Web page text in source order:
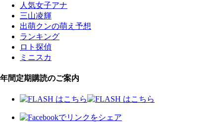
人気女子アナ
三山凌輝
出萌クンの萌え予想
ランキング
ロト探偵
ミニスカ
年間定期購読のご案内